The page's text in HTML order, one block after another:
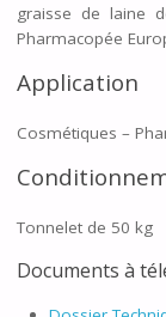
graisse de laine
Pharmacopée
Application
Cosmétiques –
Tonnelet de 50 kg
Documents à